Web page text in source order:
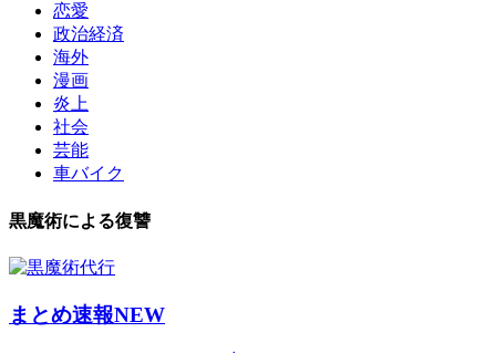
恋愛
政治経済
海外
漫画
炎上
社会
芸能
車バイク
黒魔術による復讐
まとめ速報NEW